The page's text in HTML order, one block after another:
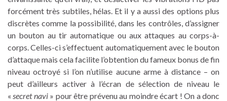
forcément très subtiles, hélas. Et il y a aussi des options plus
discrètes comme la possibilité, dans les contrôles, d’assigner
un bouton au tir automatique ou aux attaques au corps-à-
corps. Celles-ci s’effectuent automatiquement avec le bouton
d’attaque mais cela facilite l’obtention du fameux bonus de fin
niveau octroyé si l’on n’utilise aucune arme à distance – on
peut d’ailleurs activer à l’écran de sélection de niveau le
«secret navi» pour être prévenu au moindre écart ! On a donc